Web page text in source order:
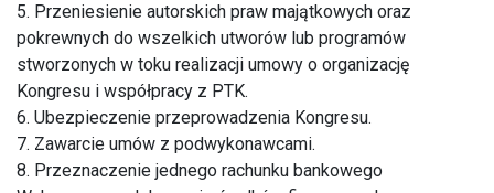
5. Przeniesienie autorskich praw majątkowych oraz
pokrewnych do wszelkich utworów lub programów
stworzonych w toku realizacji umowy o organizację
Kongresu i współpracy z PTK.
6. Ubezpieczenie przeprowadzenia Kongresu.
7. Zawarcie umów z podwykonawcami.
8. Przeznaczenie jednego rachunku bankowego